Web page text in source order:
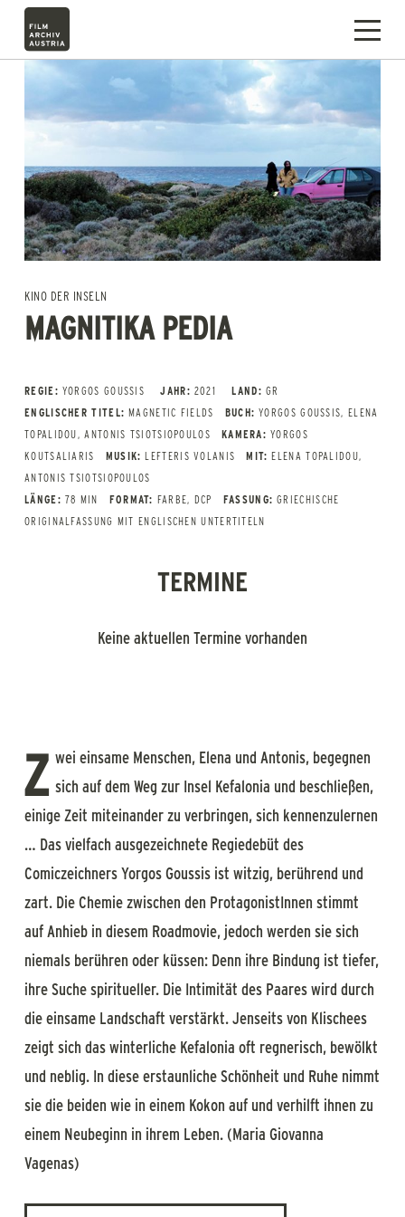
KINO DER INSELN
MAGNITIKA PEDIA
REGIE: YORGOS GOUSSIS JAHR: 2021 LAND: GR
ENGLISCHER TITEL: MAGNETIC FIELDS BUCH: YORGOS GOUSSIS, ELENA
TOPALIDOU, ANTONIS TSIOTSIOPOULOS
KAMERA: YORGOS
KOUTSALIARIS
MUSIK: LEFTERIS VOLANIS MIT: ELENA TOPALIDOU,
ANTONIS TSIOTSIOPOULOS
LÄNGE: 78 MIN FORMAT: FARBE, DCP FASSUNG: GRIECHISCHE
ORIGINALFASSUNG MIT ENGLISCHEN UNTERTITELN
TERMINE
Keine aktuellen Termine vorhanden
Z wei einsame Menschen, Elena und Antonis, begegnen
sich auf dem Weg zur Insel Kefalonia und beschließen,
einige Zeit miteinander zu verbringen, sich kennenzulernen
… Das vielfach ausgezeichnete Regiedebüt des
Comiczeichners Yorgos Goussis ist witzig, berührend und
zart. Die Chemie zwischen den ProtagonistInnen stimmt
auf Anhieb in diesem Roadmovie, jedoch werden sie sich
niemals berühren oder küssen: Denn ihre Bindung ist tiefer,
ihre Suche spiritueller. Die Intimität des Paares wird durch
die einsame Landschaft verstärkt. Jenseits von Klischees
zeigt sich das winterliche Kefalonia oft regnerisch, bewölkt
und neblig. In diese erstaunliche Schönheit und Ruhe nimmt
sie die beiden wie in einem Kokon auf und verhilft ihnen zu
einem Neubeginn in ihrem Leben. (Maria Giovanna
Vagenas)